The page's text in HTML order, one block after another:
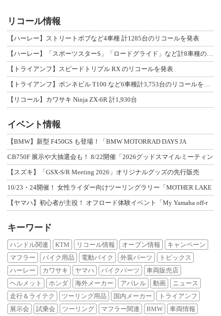
リコール情報
【ハーレー】ストリートボブなど4車種 計1285台のリコールを発表
【トライアンフ】スピードトリプル RX のリコールを発表
【リコール】カワサキ Ninja ZX-6R 計1,930台
イベント情報
【BMW】新型 F450GS も登場！「BMW MOTORRAD DAYS JA
CB750F 展示や大抽選会も！ 8/22開催「2026グッドスマイルミーティン
【スズキ】「GSX-S/R Meeting 2026」オリジナルグッズの先行販売
10/23・24開催！ 女性ライダー向けツーリングラリー「MOTHER LAKE
【ヤマハ】初心者が主役！ オフロード体験イベント「My Yamaha off-r
キーワード
ハンドル関連 KTM リコール情報 オープン情報
キャンペーン
マフラー
バイク用品 電動バイク 外装パーツ
トピックス
ハーレー
カワサキ ヤマハ バイクパーツ
車両販売店
ヘルメット
ホンダ 海外メーカー アパレル 動画
ニュース
走行＆ライテク
ツーリング用品 国内メーカー
トライアンフ
展示会
試乗会 ツーリング マフラー関連 BMW 車両情報